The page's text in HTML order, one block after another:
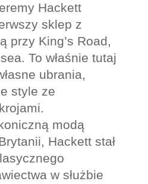
Hackett
sklep z
przy King’s Road,
To właśnie tutaj
ubrania,
style ze
modą
Hackett stał
w służbie